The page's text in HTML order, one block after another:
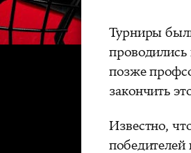
Турниры
позже
закончить
Известно,
победителей